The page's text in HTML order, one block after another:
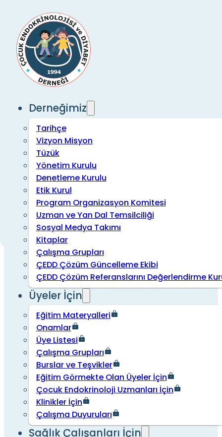
Derneğimiz
Tarihçe
Vizyon Misyon
Tüzük
Yönetim Kurulu
Denetleme Kurulu
Etik Kurul
Program Organizasyon Komitesi
Uzman ve Yan Dal Temsilciliği
Sosyal Medya Takımı
Kitaplar
Çalışma Grupları
ÇEDD Çözüm Güncelleme Ekibi
ÇEDD Çözüm Referanslarını Değerlendirme
Üyeler İçin
Eğitim Materyalleri
Onamlar
Üye Listesi
Çalışma Grupları
Burslar ve Teşvikler
Eğitim Görmekte Olan Üyeler İçin
Çocuk Endokrinoloji Uzmanları İçin
Klinikler İçin
Çalışma Duyuruları
Sağlık Çalışanları İçin